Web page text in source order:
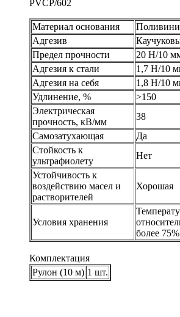
PVCP/602
Материал основания
Адгезив
Предел прочности
20 Н/10
Адгезия к стали
1,7 Н/10
Адгезия на себя
1,8 Н/10
Удлинение, %
>150
Электрическая
прочность, кВ/мм
38
Самозатухающая
Да
Стойкость к
ультрафиолету
Нет
Устойчивость к
воздействию масел и
растворителей
Хорошая
Условия хранения
более 75%
Комплектация
Рулон (10 м) 1 шт.